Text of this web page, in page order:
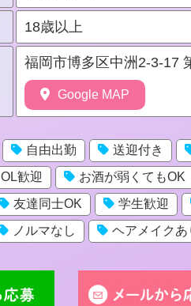
18歳以上
福岡市博多区中洲2-3-17
Google MAP
自由出勤 送迎付き
OL歓迎 お酒が弱くてもOK
友達同士OK 学生歓迎
ノルマなし ヘアメイクあ